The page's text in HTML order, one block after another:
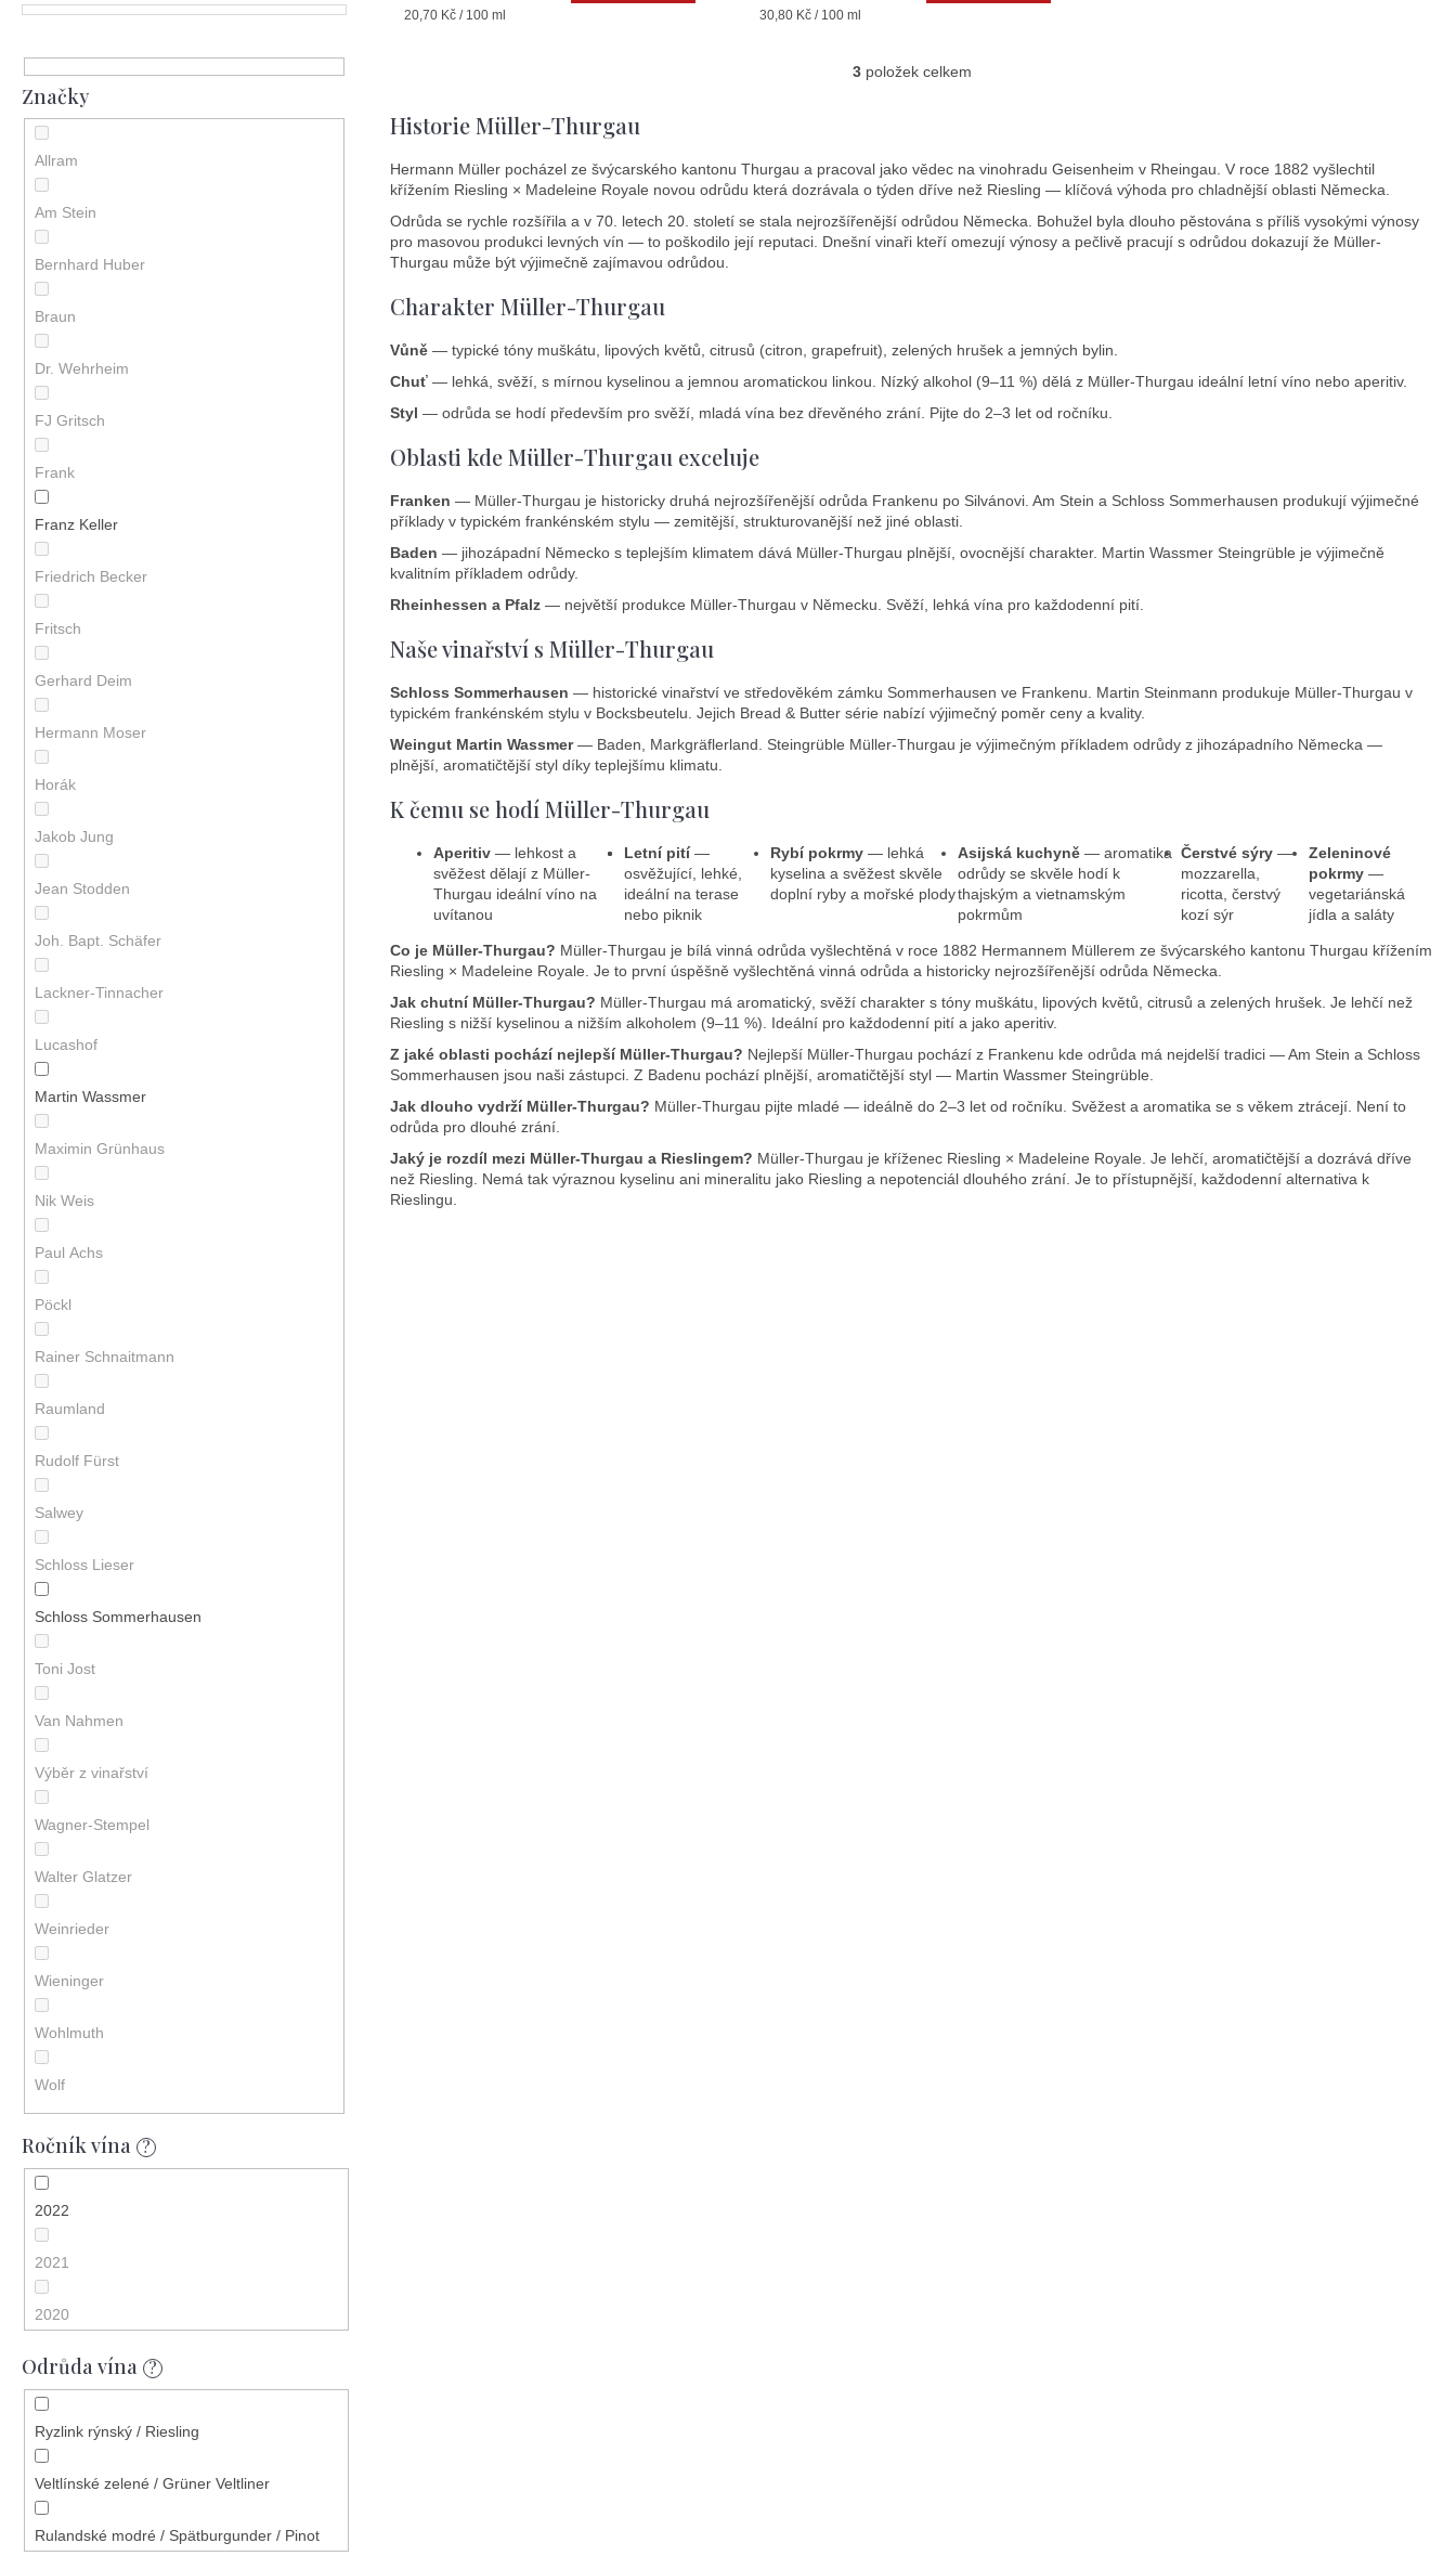
Značky
Allram
Am Stein
Bernhard Huber
Braun
Dr. Wehrheim
FJ Gritsch
Frank
Franz Keller
Friedrich Becker
Fritsch
Gerhard Deim
Hermann Moser
Horák
Jakob Jung
Jean Stodden
Joh. Bapt. Schäfer
Lackner-Tinnacher
Lucashof
Martin Wassmer
Maximin Grünhaus
Nik Weis
Paul Achs
Pöckl
Rainer Schnaitmann
Raumland
Rudolf Fürst
Salwey
Schloss Lieser
Schloss Sommerhausen
Toni Jost
Van Nahmen
Výběr z vinařství
Wagner-Stempel
Walter Glatzer
Weinrieder
Wieninger
Wohlmuth
Wolf
Ročník vína ?
2022
2021
2020
2023
Odrůda vína ?
Ryzlink rýnský / Riesling
Veltlínské zelené / Grüner Veltliner
Rulandské modré / Spätburgunder / Pinot
Noir
Měrná
20,70 Kč / 100 ml
Měrná
30,80 Kč / 100 ml
O
d
a
c
í
k
v
ý
u
3 položek celkem
Historie Müller-Thurgau
Hermann Müller pocházel ze švýcarského kantonu Thurgau a pracoval jako vědec na vinohradu Geisenheim v Rheingau. V roce 1882 vyšlechtil
křížením Riesling × Madeleine Royale novou odrůdu která dozrávala o týden dříve než Riesling — klíčová výhoda pro chladnější oblasti Německa.
Odrůda se rychle rozšířila a v 70. letech 20. století se stala nejrozšířenější odrůdou Německa. Bohužel byla dlouho pěstována s příliš vysokými výnosy
pro masovou produkci levných vín — to poškodilo její reputaci. Dnešní vinaři kteří omezují výnosy a pečlivě pracují s odrůdou dokazují že Müller-
Thurgau může být výjimečně zajímavou odrůdou.
Charakter Müller-Thurgau
Vůně — typické tóny muškátu, lipových květů, citrusů (citron, grapefruit), zelených hrušek a jemných bylin.
Chuť — lehká, svěží, s mírnou kyselinou a jemnou aromatickou linkou. Nízký alkohol (9–11 %) dělá z Müller-Thurgau ideální letní víno nebo aperitiv.
Styl — odrůda se hodí především pro svěží, mladá vína bez dřevěného zrání. Pijte do 2–3 let od ročníku.
Oblasti kde Müller-Thurgau exceluje
Franken — Müller-Thurgau je historicky druhá nejrozšířenější odrůda Frankenu po Silvánovi. Am Stein a Schloss Sommerhausen produkují výjimečné
příklady v typickém frankénském stylu — zemitější, strukturovanější než jiné oblasti.
Baden — jihozápadní Německo s teplejším klimatem dává Müller-Thurgau plnější, ovocnější charakter. Martin Wassmer Steingrüble je výjimečně
kvalitním příkladem odrůdy.
Rheinhessen a Pfalz — největší produkce Müller-Thurgau v Německu. Svěží, lehká vína pro každodenní pití.
Naše vinařství s Müller-Thurgau
Schloss Sommerhausen — historické vinařství ve středověkém zámku Sommerhausen ve Frankenu. Martin Steinmann produkuje Müller-Thurgau v
typickém frankénském stylu v Bocksbeutelu. Jejich Bread & Butter série nabízí výjimečný poměr ceny a kvality.
Weingut Martin Wassmer— Baden, Markgräflerland. Steingrüble Müller-Thurgau je výjimečným příkladem odrůdy z jihozápadního Německa —
plnější, aromatičtější styl díky teplejšímu klimatu.
K čemu se hodí Müller-Thurgau
Aperitiv — lehkost a
svěžest dělají z Müller-
Thurgau ideální víno na
uvítanou
Letní pití—
osvěžující, lehké,
ideální na terase
nebo piknik
Rybí pokrmy — lehká
kyselina a svěžest skvěle
doplní ryby a mořské plody
Asijská kuchyně— aromatika
odrůdy se skvěle hodí k
thajským a vietnamským
pokrmům
Čerstvé sýry—
mozzarella,
ricotta, čerstvý
kozí sýr
Zeleninové
pokrmy—
vegetariánská
jídla a saláty
Co je Müller-Thurgau? Müller-Thurgau je bílá vinná odrůda vyšlechtěná v roce 1882 Hermannem Müllerem ze švýcarského kantonu Thurgau křížením
Riesling × Madeleine Royale. Je to první úspěšně vyšlechtěná vinná odrůda a historicky nejrozšířenější odrůda Německa.
Jak chutní Müller-Thurgau? Müller-Thurgau má aromatický, svěží charakter s tóny muškátu, lipových květů, citrusů a zelených hrušek. Je lehčí než
Riesling s nižší kyselinou a nižším alkoholem (9–11 %). Ideální pro každodenní pití a jako aperitiv.
Z jaké oblasti pochází nejlepší Müller-Thurgau? Nejlepší Müller-Thurgau pochází z Frankenu kde odrůda má nejdelší tradici — Am Stein a Schloss
Sommerhausen jsou naši zástupci. Z Badenu pochází plnější, aromatičtější styl — Martin Wassmer Steingrüble.
Jak dlouho vydrží Müller-Thurgau? Müller-Thurgau pijte mladé — ideálně do 2–3 let od ročníku. Svěžest a aromatika se s věkem ztrácejí. Není to
odrůda pro dlouhé zrání.
Jaký je rozdíl mezi Müller-Thurgau a Rieslingem? Müller-Thurgau je kříženec Riesling × Madeleine Royale. Je lehčí, aromatičtější a dozrává dříve
než Riesling. Nemá tak výraznou kyselinu ani mineralitu jako Riesling a nepotenciál dlouhého zrání. Je to přístupnější, každodenní alternativa k
Rieslingu.